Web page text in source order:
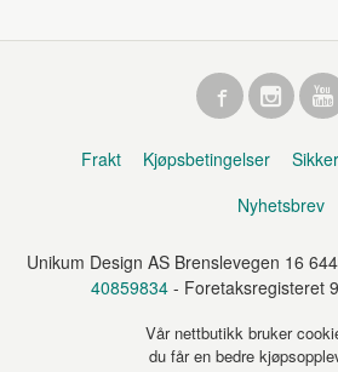
Frakt Kjøpsbetingelser
Nyhetsbrev
Unikum Design AS Brenslevegen 16
40859834 - Foretaksregisteret
Vår nettbutikk bruker
du får en bedre